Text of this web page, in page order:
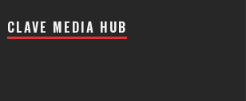
CLAVE MEDIA HUB